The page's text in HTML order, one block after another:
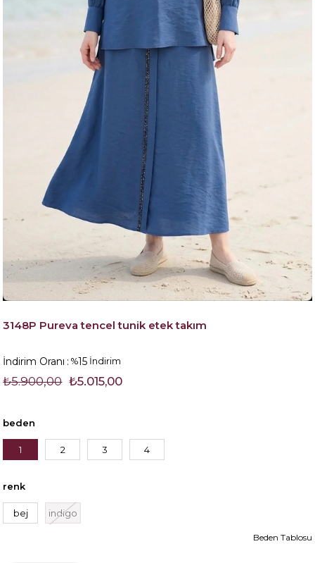
3148P Pureva tencel tunik etek takım
İndirim Oranı : %15 İndirim
₺5.900,00 ₺5.015,00
beden
1 2 3 4
renk
bej indigo
Beden Tablosu